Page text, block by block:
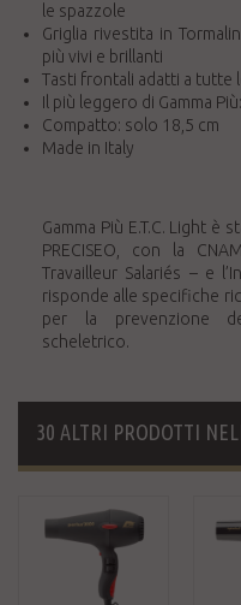
le spazzole
Griglia rivestita in
più vivi e brillanti
Tasti frontali adatti a tutte
Il più leggero di Gamma
Compatto: solo 18,5 cm
Made in Italy
Gamma Più E.T.C. Light è
PRECISEO, con la
Travailleur Salariés – e
risponde alle specifiche
per la prevenzione
scheletrico.
30 ALTRI PRODOTTI